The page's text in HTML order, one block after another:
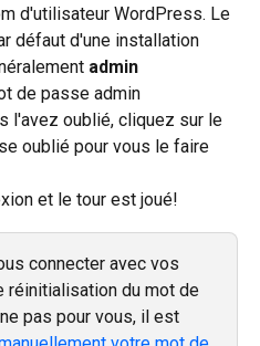
d'utilisateur WordPress. Le
défaut d'une installation
admin
de passe admin
l'avez oublié, cliquez sur le
oublié pour vous le faire
et le tour est joué!
connecter avec vos
du mot de
pas pour vous, il est